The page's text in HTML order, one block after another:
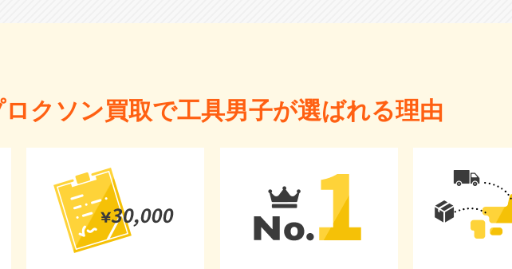
ロクソン買取で工具男子が選ばれる理由